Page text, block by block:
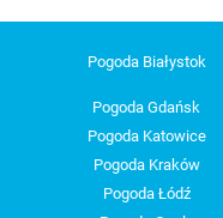
Pogoda Białystok
Pogoda Gdańsk
Pogoda Katowice
Pogoda Kraków
Pogoda Łódź